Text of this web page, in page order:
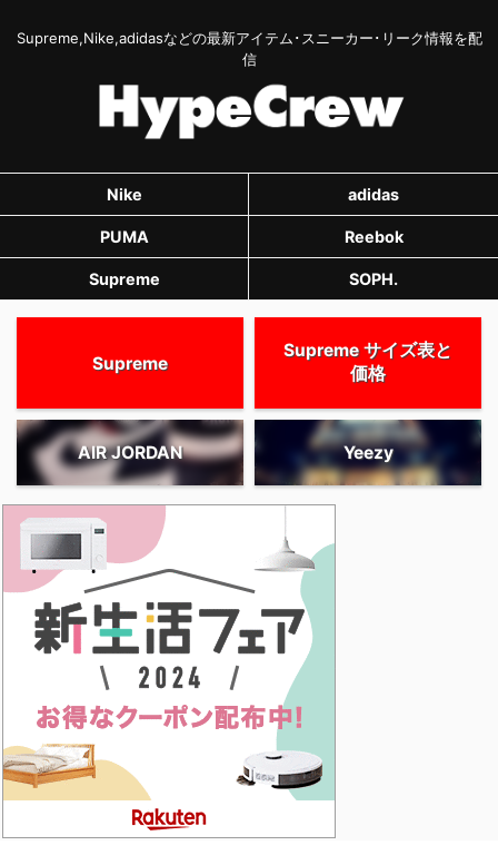
Supreme,Nike,adidasなどの最新アイテム･スニーカー･リーク情報を配
信
Nike adidas
PUMA Reebok
Supreme SOPH.
Supreme
Supreme サイズ表と
価格
AIR JORDAN Yeezy